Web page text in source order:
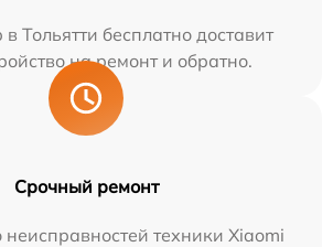
Тольятти бесплатно доставит
на ремонт и обратно.
Срочный ремонт
техники Xiaomi